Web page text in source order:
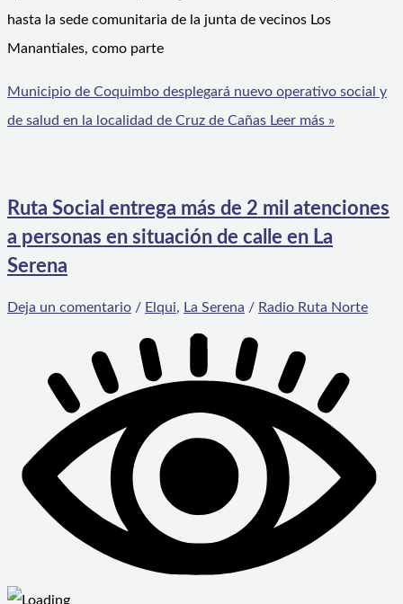
hasta la sede comunitaria de la junta de vecinos Los
Manantiales, como parte
Municipio de Coquimbo desplegará nuevo operativo social y
de salud en la localidad de Cruz de Cañas Leer más »
Ruta Social entrega más de 2 mil atenciones
a personas en situación de calle en La
Serena
Deja un comentario / Elqui, La Serena / Radio Ruta Norte